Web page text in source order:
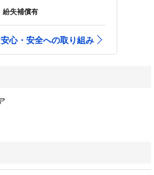
紛失補償有
心・安全への取り組み